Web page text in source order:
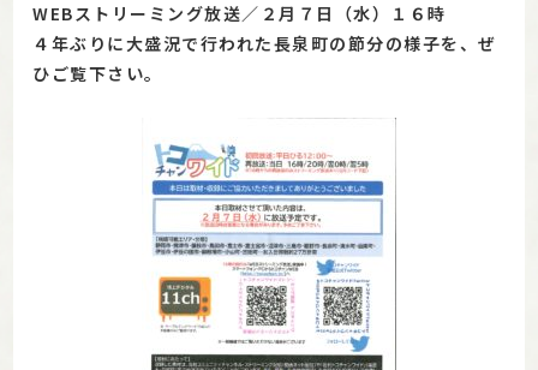
WEBストリーミング放送／２月７日（水）１６時
４年ぶりに大盛況で行われた長泉町の節分の様子を、ぜ
ひご覧下さい。